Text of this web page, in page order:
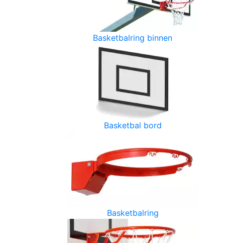
Basketbalring binnen
Basketbal bord
Basketbalring